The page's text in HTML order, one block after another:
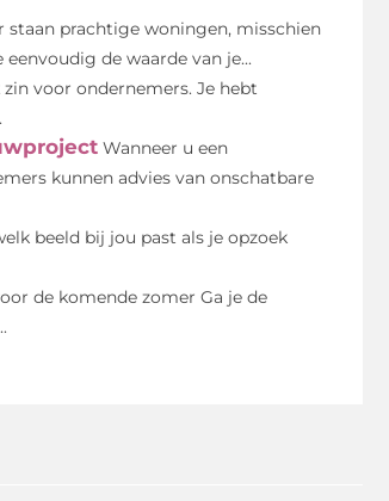
staan prachtige woningen, misschien
de waarde van je...
voor ondernemers. Je hebt
Wanneer u een
kunnen advies van onschatbare
beeld bij jou past als je opzoek
de komende zomer Ga je de